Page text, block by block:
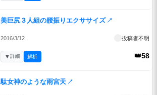
美巨尻３人組の腰振りエクササイズ ↗
2016/3/12 投稿者不明
👑58
▼詳細 解析
駄女神のような雨宮天 ↗